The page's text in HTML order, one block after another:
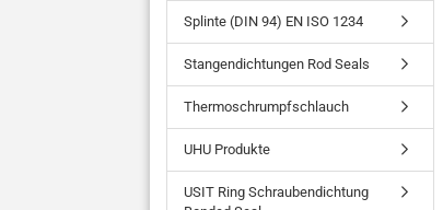
Splinte (DIN 94) EN ISO 1234
Stangendichtungen Rod Seals
Thermoschrumpfschlauch
UHU Produkte
USIT Ring Schraubendichtung